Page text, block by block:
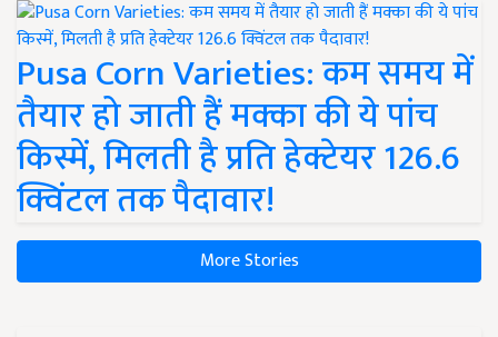
Pusa Corn Varieties: कम समय में
तैयार हो जाती हैं मक्का की ये पांच
किस्में, मिलती है प्रति हेक्टेयर 126.6
क्विंटल तक पैदावार!
More Stories